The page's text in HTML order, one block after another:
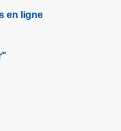
en ligne